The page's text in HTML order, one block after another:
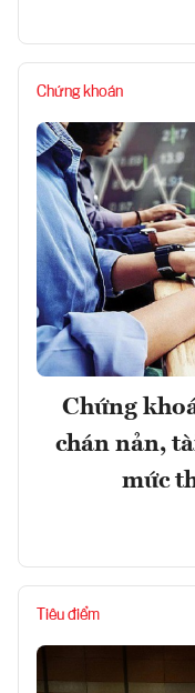
Chứng khoán
Chứng
chán nản,
mức
Tiêu điểm